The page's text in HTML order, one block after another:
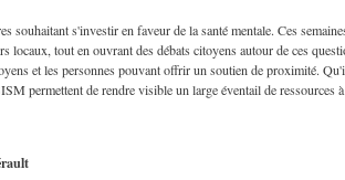
souhaitant s'investir en faveur de la santé mentale. Ces
locaux, tout en ouvrant des débats citoyens autour de ces
et les personnes pouvant offrir un soutien de proximité.
permettent de rendre visible un large éventail de ressources